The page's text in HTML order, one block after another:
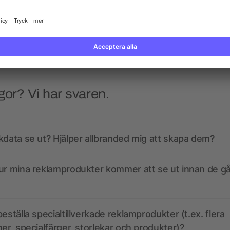
från 163,72 kr
Vi har svaren.
se ut? Hjälper allbranded mig att skapa dem?
mina reklamprodukter kommer att se ut innan de
specialtillverkade reklamprodukter (t.ex. flera
specialfärger, storlekar och produkter)?